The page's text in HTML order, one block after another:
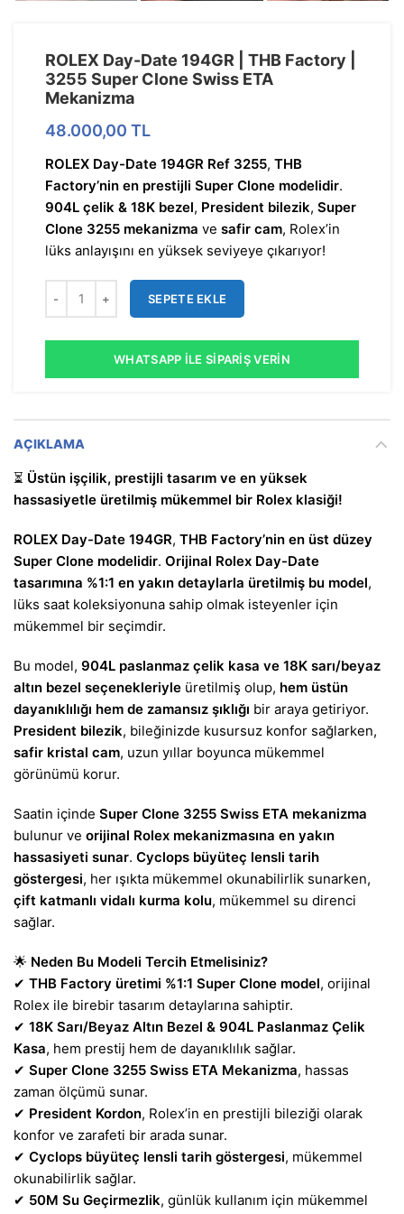
ROLEX Day-Date 194GR | THB Factory |
3255 Super Clone Swiss ETA
Mekanizma
48.000,00 TL
ROLEX Day-Date 194GR Ref 3255, THB
Factory’nin en prestijli Super Clone modelidir.
904L çelik & 18K bezel, President bilezik, Super
Clone 3255 mekanizma ve safir cam, Rolex’in
lüks anlayışını en yüksek seviyeye çıkarıyor!
SEPETE EKLE
WHATSAPP İLE SIPARIŞ VERIN
AÇIKLAMA
⏳ Üstün işçilik, prestijli tasarım ve en yüksek
hassasiyetle üretilmiş mükemmel bir Rolex klasiği!
ROLEX Day-Date 194GR, THB Factory’nin en üst düzey
Super Clone modelidir. Orijinal Rolex Day-Date
tasarımına %1:1 en yakın detaylarla üretilmiş bu model,
lüks saat koleksiyonuna sahip olmak isteyenler için
mükemmel bir seçimdir.
Bu model, 904L paslanmaz çelik kasa ve 18K sarı/beyaz
altın bezel seçenekleriyle üretilmiş olup, hem üstün
dayanıklılığı hem de zamansız şıklığı bir araya getiriyor.
President bilezik, bileğinizde kusursuz konfor sağlarken,
safir kristal cam, uzun yıllar boyunca mükemmel
görünümü korur.
Saatin içinde Super Clone 3255 Swiss ETA mekanizma
bulunur ve orijinal Rolex mekanizmasına en yakın
hassasiyeti sunar. Cyclops büyüteç lensli tarih
göstergesi, her ışıkta mükemmel okunabilirlik sunarken,
çift katmanlı vidalı kurma kolu, mükemmel su direnci
sağlar.
🌟 Neden Bu Modeli Tercih Etmelisiniz?
✔ THB Factory üretimi %1:1 Super Clone model, orijinal
Rolex ile birebir tasarım detaylarına sahiptir.
✔ 18K Sarı/Beyaz Altın Bezel & 904L Paslanmaz Çelik
Kasa, hem prestij hem de dayanıklılık sağlar.
✔ Super Clone 3255 Swiss ETA Mekanizma, hassas
zaman ölçümü sunar.
✔ President Kordon, Rolex’in en prestijli bileziği olarak
konfor ve zarafeti bir arada sunar.
✔ Cyclops büyüteç lensli tarih göstergesi, mükemmel
okunabilirlik sağlar.
✔ 50M Su Geçirmezlik, günlük kullanım için mükemmel